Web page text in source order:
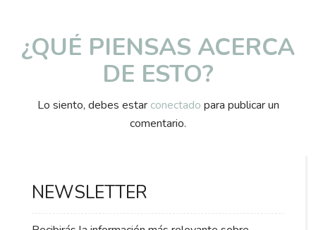
¿QUÉ PIENSAS ACERCA
DE ESTO?
Lo siento, debes estar conectado para publicar un
comentario.
NEWSLETTER